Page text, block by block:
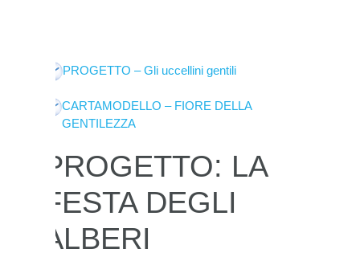
PROGETTO – Gli uccellini gentili
CARTAMODELLO – FIORE DELLA
GENTILEZZA
PROGETTO: LA
FESTA DEGLI
ALBERI